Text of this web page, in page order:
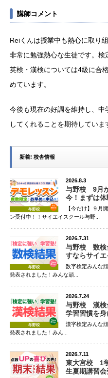
講師コメント
Reiくんは授業中も熱心に取り
非常に勉強熱心な生徒です。
英検・漢検については4級に合
めています。
今後も現在の好調を維持し、
してくれることを期待していま
新着! 校舎情報
2026.8.3
与野校 9月
今！まずは体
【今だけ】９月
ン受付中！！サイエイスクール与野...
2026.7.31
与野校 数検
すならサイエ
数字検定みんな
発表されました！みんな頑...
2026.7.24
与野校 漢検
学習習慣を身
漢字検定みんな
発表されました！みん...
2026.7.11
東大宮校 1
生夏期講習